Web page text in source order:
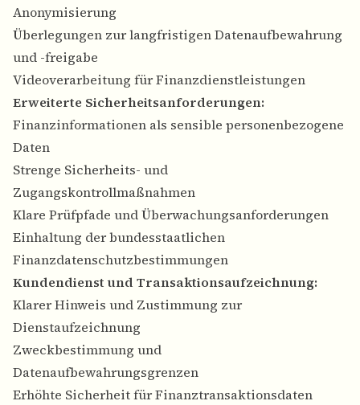
Anonymisierung
Überlegungen zur langfristigen Datenaufbewahrung
und -freigabe
Videoverarbeitung für Finanzdienstleistungen
Erweiterte Sicherheitsanforderungen:
Finanzinformationen als sensible personenbezogene
Daten
Strenge Sicherheits- und
Zugangskontrollmaßnahmen
Klare Prüfpfade und Überwachungsanforderungen
Einhaltung der bundesstaatlichen
Finanzdatenschutzbestimmungen
Kundendienst und Transaktionsaufzeichnung:
Klarer Hinweis und Zustimmung zur
Dienstaufzeichnung
Zweckbestimmung und
Datenaufbewahrungsgrenzen
Erhöhte Sicherheit für Finanztransaktionsdaten